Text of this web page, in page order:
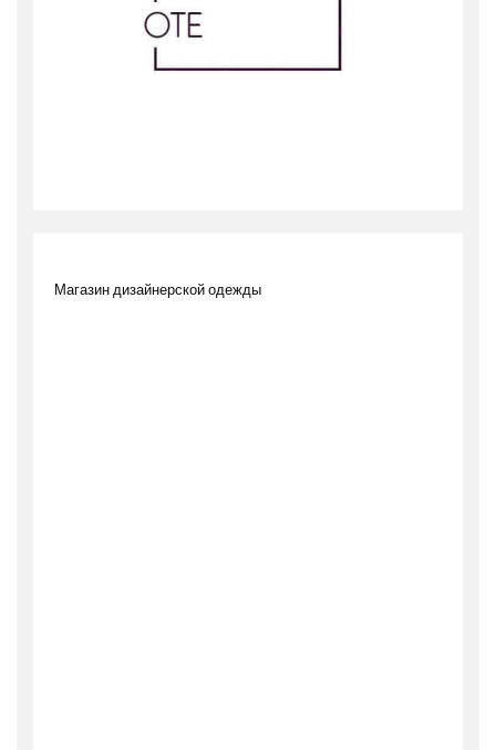
Магазин дизайнерской одежды